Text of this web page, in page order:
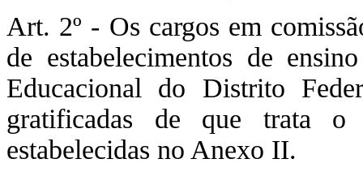
Art. 2º - Os cargos em
de estabelecimentos de
Educacional do Distrito
gratificadas de que trata o
estabelecidas no Anexo II.